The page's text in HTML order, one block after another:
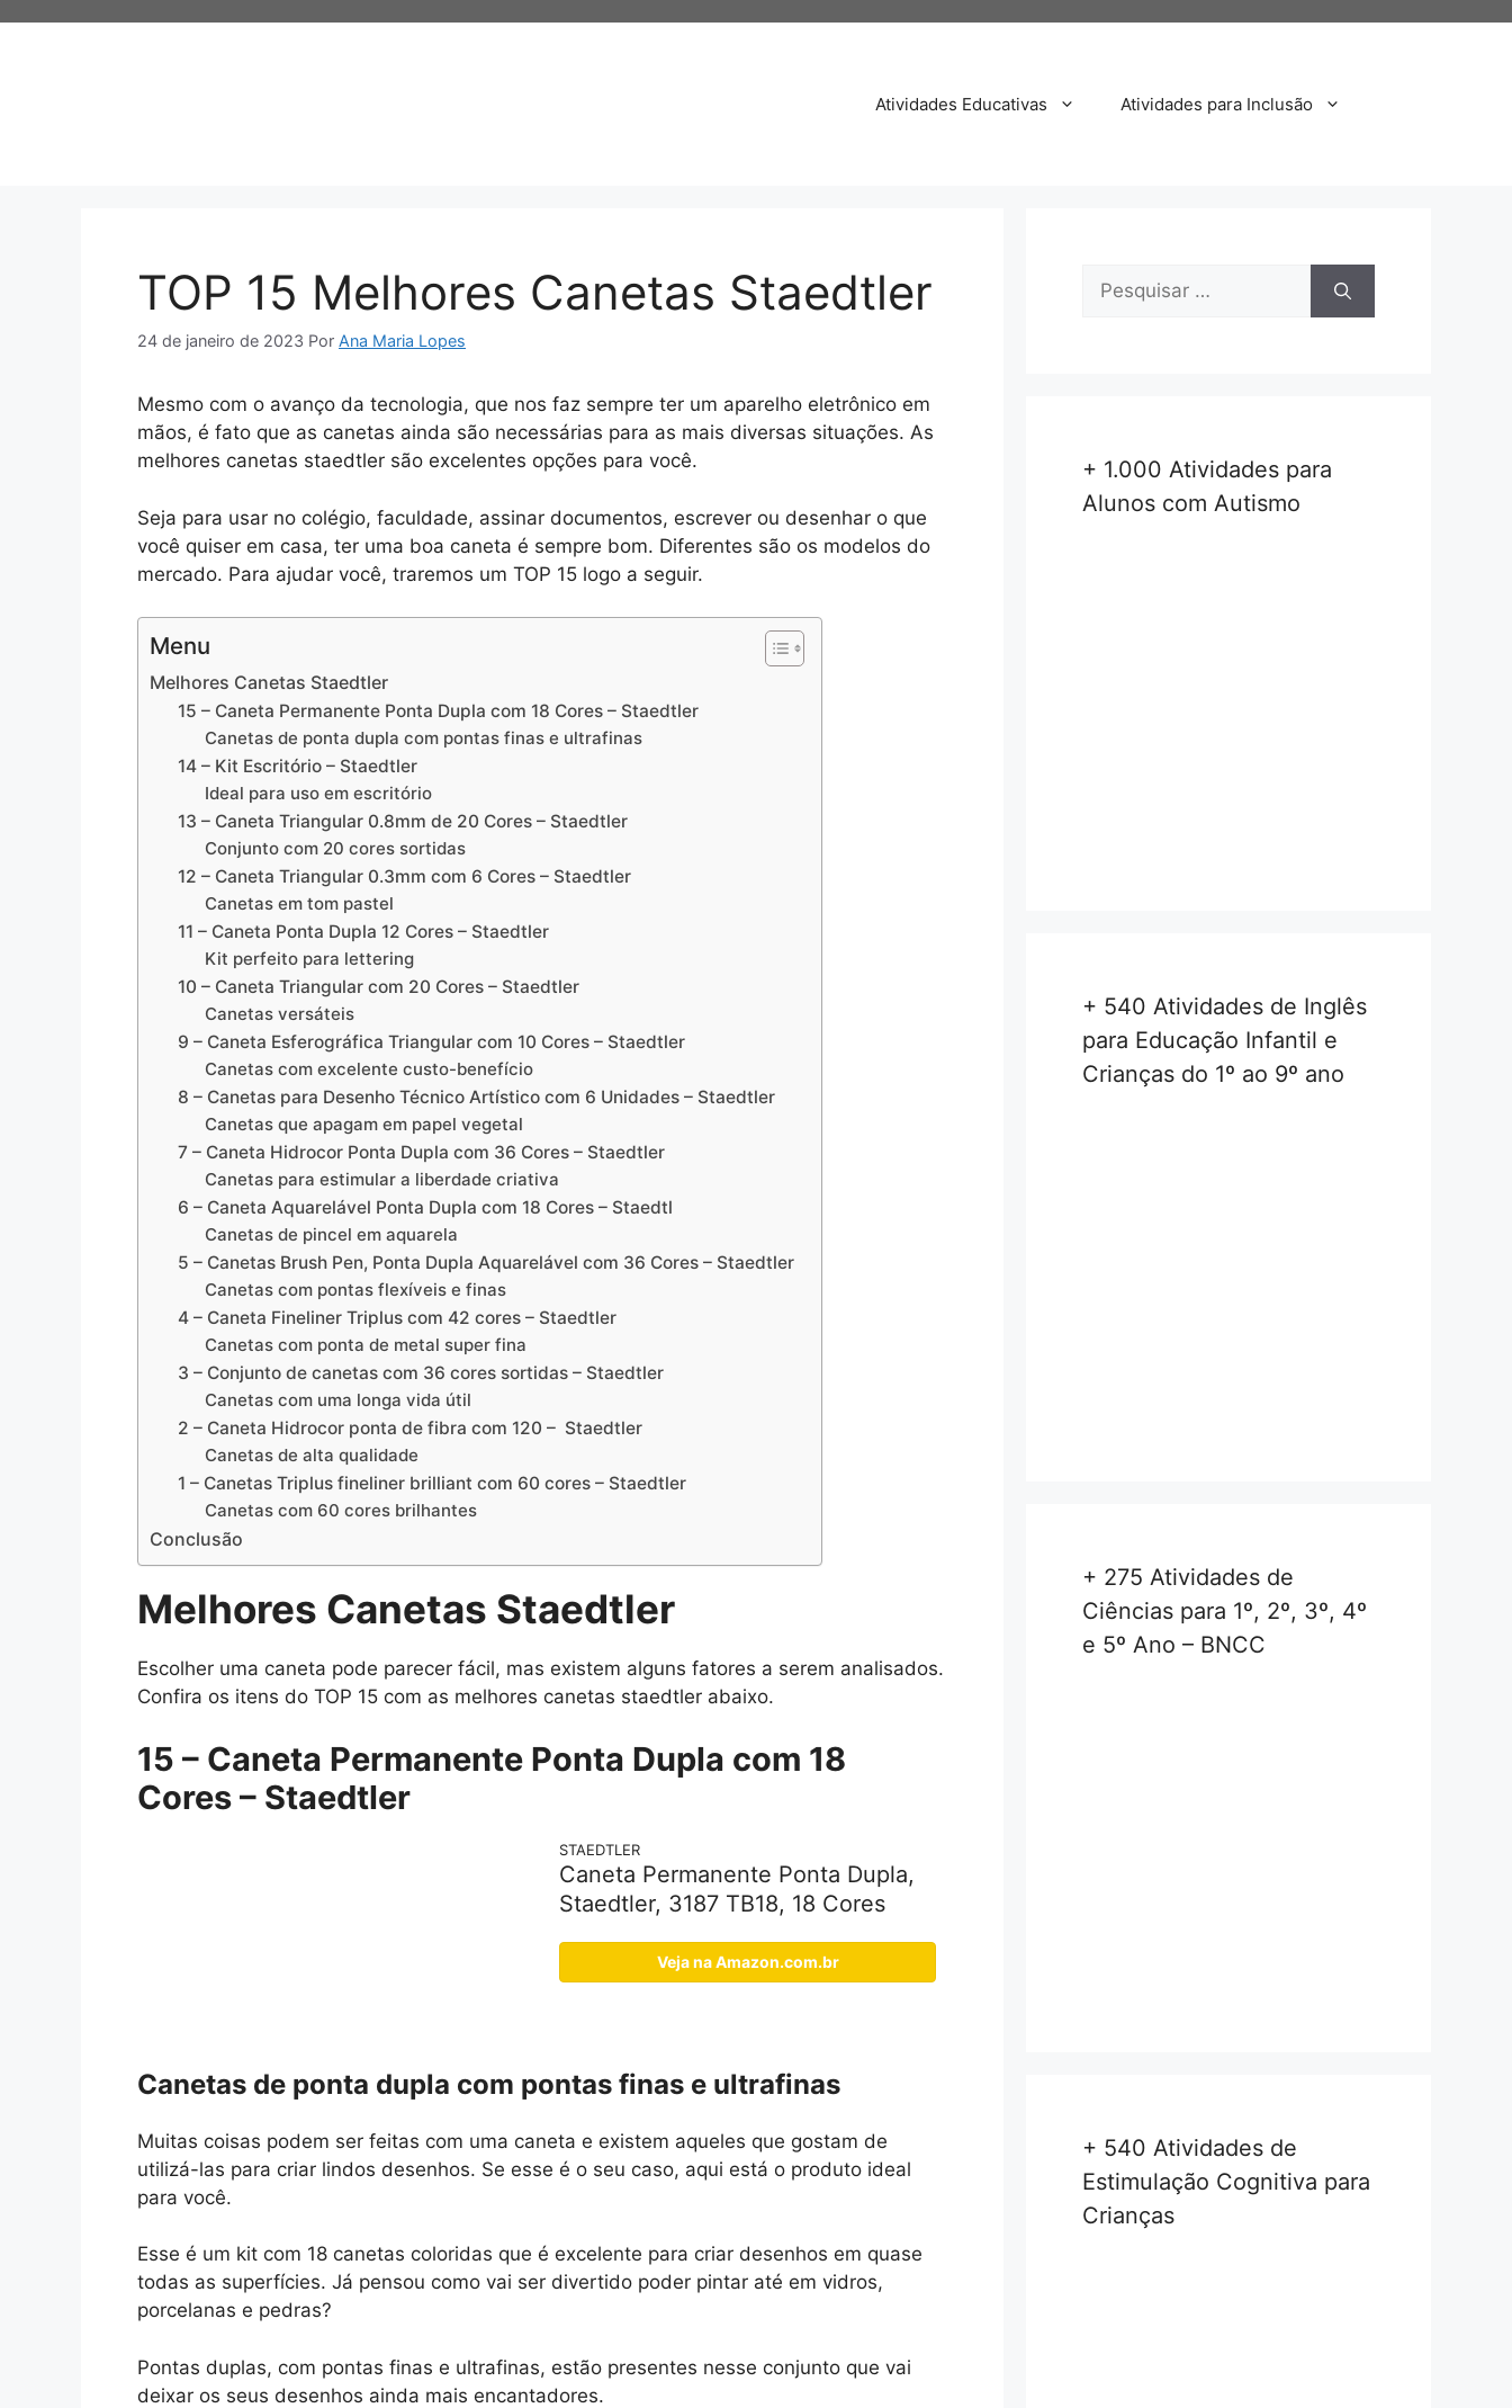
Atividades Educativas Atividades para Inclusão
TOP 15 Melhores Canetas Staedtler
24 de janeiro de 2023 Por Ana Maria Lopes
Mesmo com o avanço da tecnologia, que nos faz sempre ter um aparelho eletrônico em
mãos, é fato que as canetas ainda são necessárias para as mais diversas situações. As
melhores canetas staedtler são excelentes opções para você.
Seja para usar no colégio, faculdade, assinar documentos, escrever ou desenhar o que
você quiser em casa, ter uma boa caneta é sempre bom. Diferentes são os modelos do
mercado. Para ajudar você, traremos um TOP 15 logo a seguir.
Menu
Melhores Canetas Staedtler
15 – Caneta Permanente Ponta Dupla com 18 Cores – Staedtler
Canetas de ponta dupla com pontas finas e ultrafinas
14 – Kit Escritório – Staedtler
Ideal para uso em escritório
13 – Caneta Triangular 0.8mm de 20 Cores – Staedtler
Conjunto com 20 cores sortidas
12 – Caneta Triangular 0.3mm com 6 Cores – Staedtler
Canetas em tom pastel
11 – Caneta Ponta Dupla 12 Cores – Staedtler
Kit perfeito para lettering
10 – Caneta Triangular com 20 Cores – Staedtler
Canetas versáteis
9 – Caneta Esferográfica Triangular com 10 Cores – Staedtler
Canetas com excelente custo-benefício
8 – Canetas para Desenho Técnico Artístico com 6 Unidades – Staedtler
Canetas que apagam em papel vegetal
7 – Caneta Hidrocor Ponta Dupla com 36 Cores – Staedtler
Canetas para estimular a liberdade criativa
6 – Caneta Aquarelável Ponta Dupla com 18 Cores – Staedtl
Canetas de pincel em aquarela
5 – Canetas Brush Pen, Ponta Dupla Aquarelável com 36 Cores – Staedtler
Canetas com pontas flexíveis e finas
4 – Caneta Fineliner Triplus com 42 cores – Staedtler
Canetas com ponta de metal super fina
3 – Conjunto de canetas com 36 cores sortidas – Staedtler
Canetas com uma longa vida útil
2 – Caneta Hidrocor ponta de fibra com 120 – Staedtler
Canetas de alta qualidade
1 – Canetas Triplus fineliner brilliant com 60 cores – Staedtler
Canetas com 60 cores brilhantes
Conclusão
Melhores Canetas Staedtler
Escolher uma caneta pode parecer fácil, mas existem alguns fatores a serem analisados.
Confira os itens do TOP 15 com as melhores canetas staedtler abaixo.
15 – Caneta Permanente Ponta Dupla com 18
Cores – Staedtler
STAEDTLER
Caneta Permanente Ponta Dupla,
Staedtler, 3187 TB18, 18 Cores
Veja na Amazon.com.br
Canetas de ponta dupla com pontas finas e ultrafinas
Muitas coisas podem ser feitas com uma caneta e existem aqueles que gostam de
utilizá-las para criar lindos desenhos. Se esse é o seu caso, aqui está o produto ideal
para você.
Esse é um kit com 18 canetas coloridas que é excelente para criar desenhos em quase
todas as superfícies. Já pensou como vai ser divertido poder pintar até em vidros,
porcelanas e pedras?
Pontas duplas, com pontas finas e ultrafinas, estão presentes nesse conjunto que vai
deixar os seus desenhos ainda mais encantadores.
Pesquisar
+ 1.000 Atividades para
Alunos com Autismo
+ 540 Atividades de Inglês
para Educação Infantil e
Crianças do 1º ao 9º ano
+ 275 Atividades de
Ciências para 1º, 2º, 3º, 4º
e 5º Ano – BNCC
+ 540 Atividades de
Estimulação Cognitiva para
Crianças